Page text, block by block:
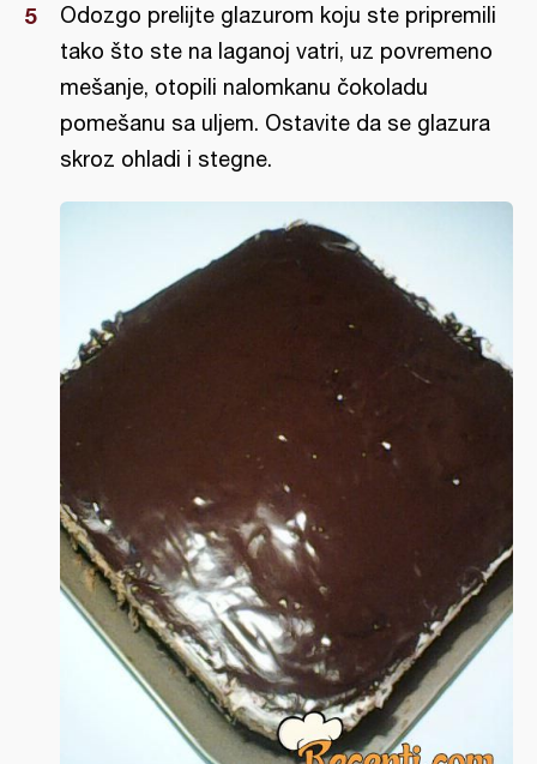
Odozgo prelijte glazurom koju ste pripremili
tako što ste na laganoj vatri, uz povremeno
mešanje, otopili nalomkanu čokoladu
pomešanu sa uljem. Ostavite da se glazura
skroz ohladi i stegne.